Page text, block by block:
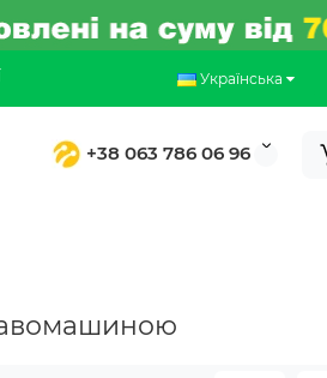
Українська
+38 063 786 06 96